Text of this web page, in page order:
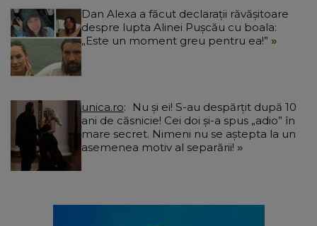
Dan Alexa a făcut declarații răvășitoare
despre lupta Alinei Pușcău cu boala:
„Este un moment greu pentru ea!”
unica.ro
ani de căsnicie! Cei doi și-a spus „adio” în
mare secret. Nimeni nu se aștepta la un
asemenea motiv al separării!